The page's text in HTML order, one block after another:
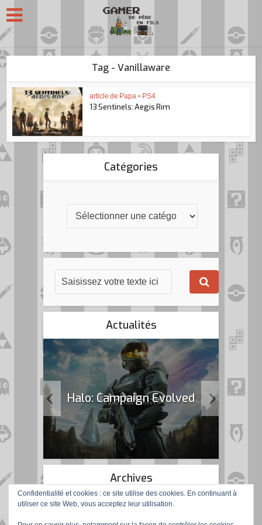
Tag - Vanillaware
article de Papa • PS4
13 Sentinels: Aegis Rim
Catégories
Actualités
Halo: Campaign Evolved
Archives
Confidentialité et cookies : ce site utilise des cookies. En continuant à
utiliser ce site Web, vous acceptez leur utilisation.